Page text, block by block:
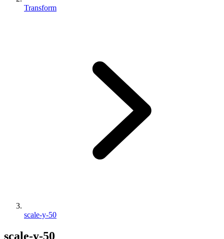
Transform
scale-y-50
scale-y-50